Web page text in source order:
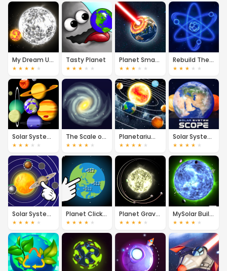
My Dream Universe
★ ★ ★ ★ ★
Tasty Planet
★ ★ ★ ★ ★
Planet Smash Destruction
★ ★ ★ ★ ★
Rebuild The Universe
★ ★ ★ ★ ★
Solar System Simulator
★ ★ ★ ★ ★
The Scale of the Universe 2
★ ★ ★ ★ ★
Planetarium 2
★ ★ ★ ★ ★
Solar System Scope
★ ★ ★ ★ ★
Solar System: Planets in Order
★ ★ ★ ★ ★
Planet Clicker
★ ★ ★ ★ ★
Planet Gravity
★ ★ ★ ★ ★
MySolar Build Your Planets
★ ★ ★ ★ ★